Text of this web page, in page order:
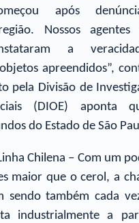
após
Nossos agentes
a
apreendidos”,
pela Divisão de
(DIOE) aponta
do Estado de São
Chilena – Com um
maior que o cerol, a
sendo também cada
industrialmente a